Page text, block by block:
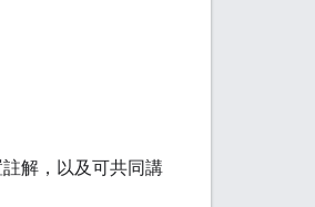
解，以及可共同講